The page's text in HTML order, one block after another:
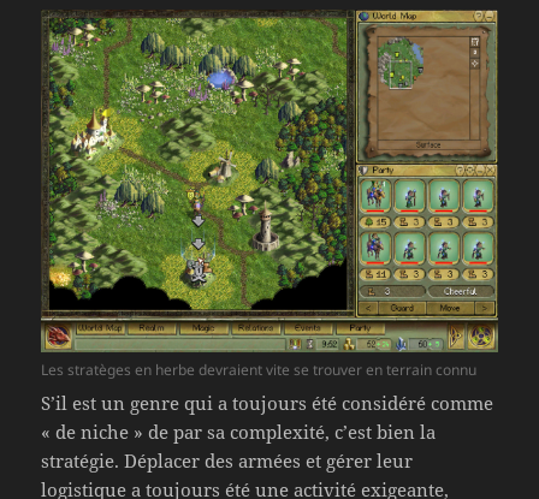
Les stratèges en herbe devraient vite se trouver en terrain connu
S’il est un genre qui a toujours été considéré comme
« de niche » de par sa complexité, c’est bien la
stratégie. Déplacer des armées et gérer leur
logistique a toujours été une activité exigeante,